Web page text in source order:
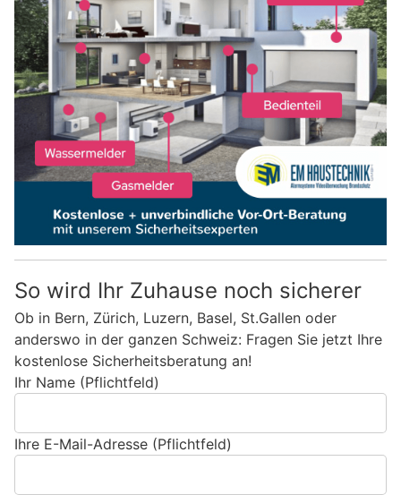
So wird Ihr Zuhause noch sicherer
Ob in Bern, Zürich, Luzern, Basel, St.Gallen oder
anderswo in der ganzen Schweiz: Fragen Sie jetzt Ihre
kostenlose Sicherheitsberatung an!
Ihr Name (Pflichtfeld)
Ihre E-Mail-Adresse (Pflichtfeld)